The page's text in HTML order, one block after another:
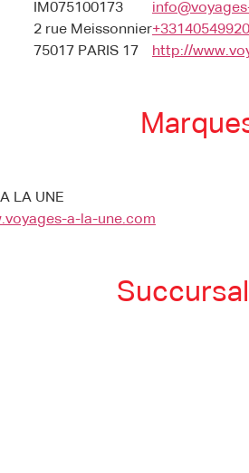
IM075100173
2 rue Meissonnier
75017 PARIS 17
+33140549920
http://
LA UNE
a-la-une.com